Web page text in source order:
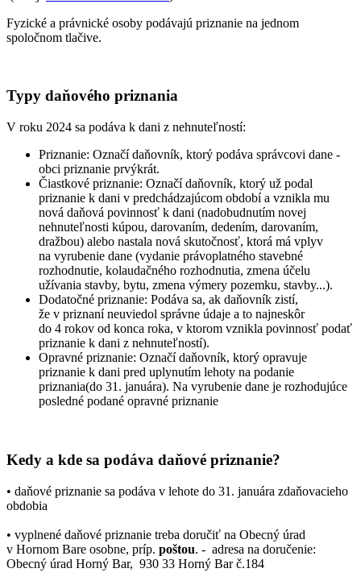
Fyzické a právnické osoby podávajú priznanie na jednom
spoločnom tlačive.
Typy daňového priznania
V roku 2024 sa podáva k dani z nehnuteľností:
Priznanie: Označí daňovník, ktorý podáva správcovi dane -
obci priznanie prvýkrát.
Čiastkové priznanie: Označí daňovník, ktorý už podal
priznanie k dani v predchádzajúcom období a vznikla mu
nová daňová povinnosť k dani (nadobudnutím novej
nehnuteľnosti kúpou, darovaním, dedením, darovaním,
dražbou) alebo nastala nová skutočnosť, ktorá má vplyv
na vyrubenie dane (vydanie právoplatného stavebné
rozhodnutie, kolaudačného rozhodnutia, zmena účelu
užívania stavby, bytu, zmena výmery pozemku, stavby...).
Dodatočné priznanie: Podáva sa, ak daňovník zistí,
že v priznaní neuviedol správne údaje a to najneskôr
do 4 rokov od konca roka, v ktorom vznikla povinnosť podať
priznanie k dani z nehnuteľností).
Opravné priznanie: Označí daňovník, ktorý opravuje
priznanie k dani pred uplynutím lehoty na podanie
priznania(do 31. januára). Na vyrubenie dane je rozhodujúce
posledné podané opravné priznanie
Kedy a kde sa podáva daňové priznanie?
• daňové priznanie sa podáva v lehote do 31. januára zdaňovacieho
obdobia
• vyplnené daňové priznanie treba doručiť na Obecný úrad
v Hornom Bare osobne, príp. poštou. - adresa na doručenie:
Obecný úrad Horný Bar, 930 33 Horný Bar č.184